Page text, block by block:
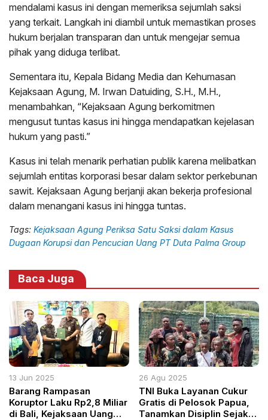
mendalami kasus ini dengan memeriksa sejumlah saksi
yang terkait. Langkah ini diambil untuk memastikan proses
hukum berjalan transparan dan untuk mengejar semua
pihak yang diduga terlibat.
Sementara itu, Kepala Bidang Media dan Kehumasan
Kejaksaan Agung, M. Irwan Datuiding, S.H., M.H.,
menambahkan, “Kejaksaan Agung berkomitmen
mengusut tuntas kasus ini hingga mendapatkan kejelasan
hukum yang pasti.”
Kasus ini telah menarik perhatian publik karena melibatkan
sejumlah entitas korporasi besar dalam sektor perkebunan
sawit. Kejaksaan Agung berjanji akan bekerja profesional
dalam menangani kasus ini hingga tuntas.
Tags: Kejaksaan Agung Periksa Satu Saksi dalam Kasus
Dugaan Korupsi dan Pencucian Uang PT Duta Palma Group
Baca Juga
13 Jun 2025
Barang Rampasan
Koruptor Laku Rp2,8 Miliar
di Bali, Kejaksaan Uang
26 Agu 2025
TNI Buka Layanan Cukur
Gratis di Pelosok Papua,
Tanamkan Disiplin Sejak